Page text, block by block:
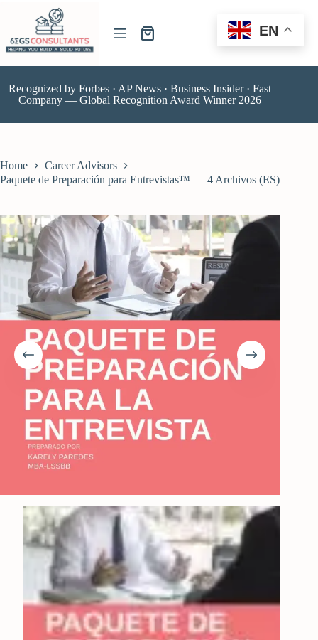
Recognized by Forbes · AP News · Business Insider · Fast
Company — Global Recognition Award Winner 2026
Home
Career Advisors
Paquete de Preparación para Entrevistas™ — 4 Archivos (ES)
EN